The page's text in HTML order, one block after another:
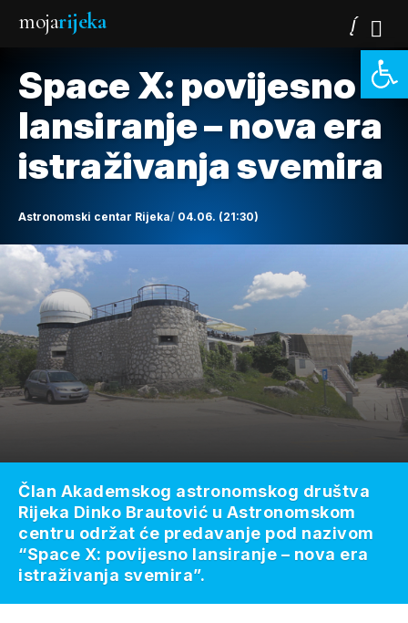
mojarijeka
Space X: povijesno
lansiranje – nova era
istraživanja svemira
Astronomski centar Rijeka 04.06. (21:30)
Član Akademskog astronomskog društva
Rijeka Dinko Brautović u Astronomskom
centru održat će predavanje pod nazivom
“Space X: povijesno lansiranje – nova era
istraživanja svemira”.